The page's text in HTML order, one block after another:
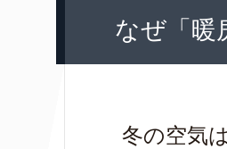
なぜ「暖
冬の空気